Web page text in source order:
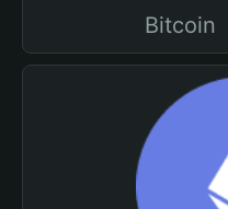
Bitcoin